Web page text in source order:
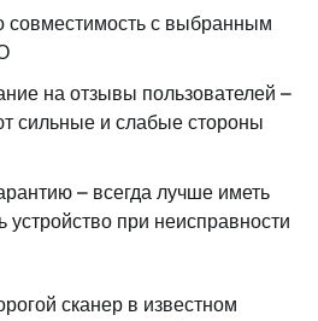
совместимость с выбранным
на отзывы пользователей –
сильные и слабые стороны
– всегда лучше иметь
устройство при неисправности
сканер в известном